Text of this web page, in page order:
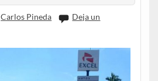
Carlos Pineda
Deja un